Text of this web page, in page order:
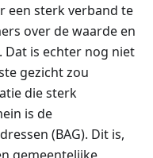
een sterk verband te
over de waarde en
Dat is echter nog niet
gezicht zou
die sterk
is de
(BAG). Dit is,